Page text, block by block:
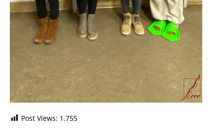
Post Views: 1.755